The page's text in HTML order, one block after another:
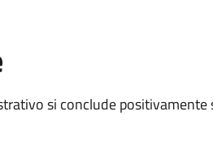
si conclude positivamente